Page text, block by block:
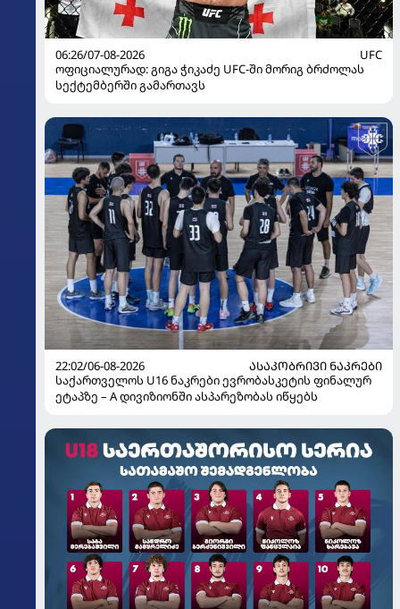
06:26/07-08-2026
UFC
ოფიციალურად: გიგა ჭიკაძე UFC-ში მორიგ ბრძოლას
სექტემბერში გამართავს
22:02/06-08-2026
ᲐᲡᲐᲙᲝᲑᲠᲘᲕᲘ ᲜᲐᲙᲠᲔᲑᲘ
საქართველოს U16 ნაკრები ევრობასკეტის ფინალურ
ეტაპზე – A დივიზიონში ასპარეზობას იწყებს